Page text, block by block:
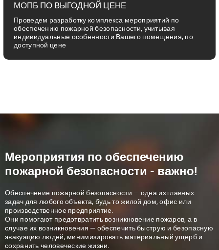
МОПБ ПО ВЫГОДНОЙ ЦЕНЕ
Проведем разработку комплекса мероприятий по
обеспечению пожарной безопасности, учитывая
индивидуальные особенности Вашего помещения, по
доступной цене
Мероприятия по обеспечению
пожарной безопасности - важно!
Обеспечение пожарной безопасности — одна из главных
задач для любого объекта, будь то жилой дом, офис или
производственное предприятие.
Они помогают предотвратить возникновение пожаров, а в
случае их возникновения — обеспечить быструю и безопасную
эвакуацию людей, минимизировать материальный ущерб и
сохранить человеческие жизни.